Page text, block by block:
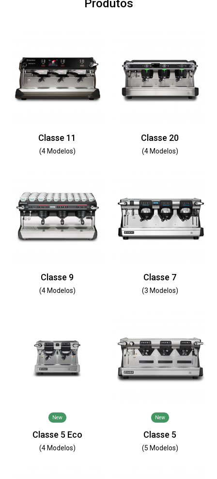
Produtos
Classe 11
(4 Modelos)
Classe 20
(4 Modelos)
Classe 9
(4 Modelos)
Classe 7
(3 Modelos)
New
Classe 5 Eco
(4 Modelos)
New
Classe 5
(5 Modelos)